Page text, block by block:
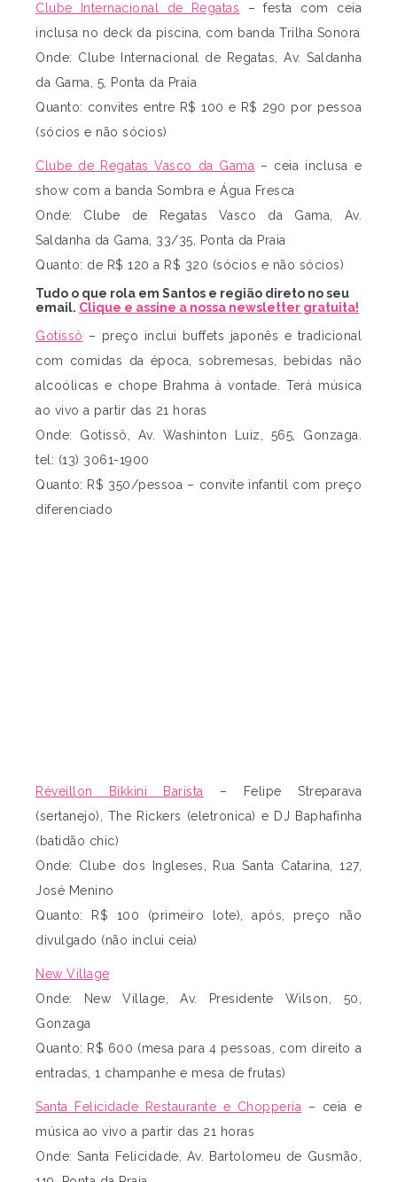
Clube Internacional de Regatas – festa com ceia
inclusa no deck da piscina, com banda Trilha Sonora
Onde: Clube Internacional de Regatas, Av. Saldanha
da Gama, 5, Ponta da Praia
Quanto: convites entre R$ 100 e R$ 290 por pessoa
(sócios e não sócios)
Clube de Regatas Vasco da Gama – ceia inclusa e
show com a banda Sombra e Água Fresca
Onde: Clube de Regatas Vasco da Gama, Av.
Saldanha da Gama, 33/35, Ponta da Praia
Quanto: de R$ 120 a R$ 320 (sócios e não sócios)
Tudo o que rola em Santos e região direto no seu
email. Clique e assine a nossa newsletter gratuita!
Gotissô – preço inclui buffets japonês e tradicional
com comidas da época, sobremesas, bebidas não
alcoólicas e chope Brahma à vontade. Terá música
ao vivo a partir das 21 horas
Onde: Gotissô, Av. Washinton Luiz, 565, Gonzaga.
tel: (13) 3061-1900
Quanto: R$ 350/pessoa – convite infantil com preço
diferenciado
Réveillon Bikkini Barista
– Felipe Streparava
(sertanejo), The Rickers (eletronica) e DJ Baphafinha
(batidão chic)
Onde: Clube dos Ingleses, Rua Santa Catarina, 127,
José Menino
Quanto: R$ 100 (primeiro lote), após, preço não
divulgado (não inclui ceia)
New Village
Onde: New Village, Av. Presidente Wilson, 50,
Gonzaga
Quanto: R$ 600 (mesa para 4 pessoas, com direito a
entradas, 1 champanhe e mesa de frutas)
Santa Felicidade Restaurante e Chopperia – ceia e
música ao vivo a partir das 21 horas
Onde: Santa Felicidade, Av. Bartolomeu de Gusmão,